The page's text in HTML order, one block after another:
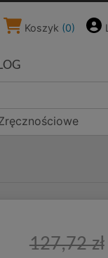
Koszyk (0)
127,72 zł